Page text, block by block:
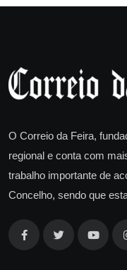
O Correio da Feira,
regional e conta com
trabalho importante de
Concelho, sendo que